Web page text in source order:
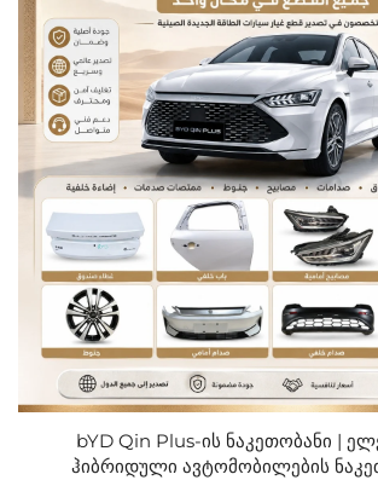
bYD Qin Plus-ის ნაკეთობანი |
ჰიბრიდული ავტომობილების